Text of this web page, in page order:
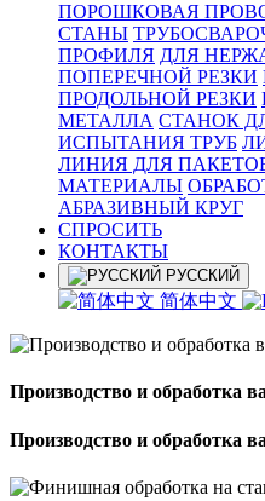
ПОРОШКОВАЯ
СТАНЫ
ПРОФИЛЯ ДЛЯ
ПОПЕРЕЧНОЙ РЕЗКИ
ПРОДОЛЬНОЙ РЕЗКИ
МЕТАЛЛА СТАНОК
ИСПЫТАНИЯ ТРУБ
ЛИНИЯ ДЛЯ
МАТЕРИАЛЫ
АБРАЗИВНЫЙ КРУГ
СПРОСИТЬ
КОНТАКТЫ
РУССКИЙ
简体中文
Производство и обработка
Производство и обработка